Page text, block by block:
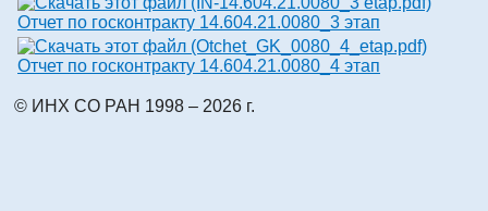
Отчет по госконтракту 14.604.21.0080_3 этап
Отчет по госконтракту 14.604.21.0080_4 этап
© ИНХ СО РАН 1998 – 2026 г.